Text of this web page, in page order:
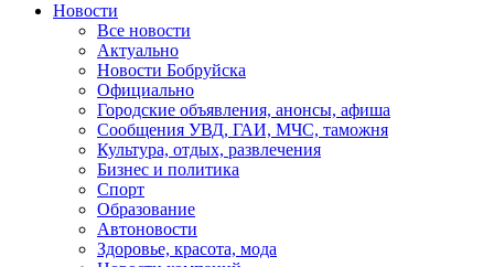
Новости
Все новости
Актуально
Новости Бобруйска
Официально
Городские объявления, анонсы, афиша
Сообщения УВД, ГАИ, МЧС, таможня
Культура, отдых, развлечения
Бизнес и политика
Спорт
Образование
Автоновости
Здоровье, красота, мода